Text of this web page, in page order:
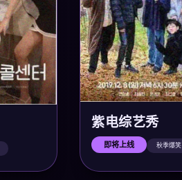
紫电综艺秀
即将上线 秋季爆笑